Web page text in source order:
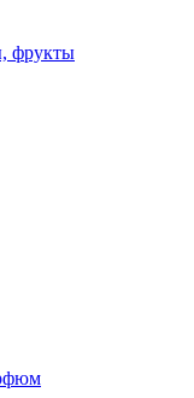
фрукты